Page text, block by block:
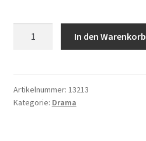
In den Warenkorb
Artikelnummer: 13213
Kategorie: Drama